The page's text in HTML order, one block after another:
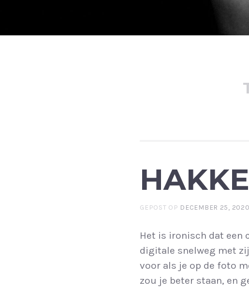
GEPOST OP DECEMBER 25, 2020
Het is ironisch dat een
digitale snelweg met
voor als je op de foto
zou je beter staan, en